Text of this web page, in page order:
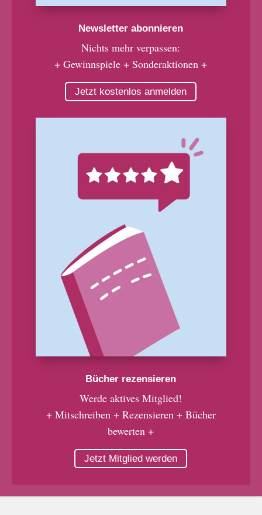
Newsletter abonnieren
Nichts mehr verpassen:
+ Gewinnspiele + Sonderaktionen +
Jetzt kostenlos anmelden
Bücher rezensieren
Werde aktives Mitglied!
+ Mitschreiben + Rezensieren + Bücher
bewerten +
Jetzt Mitglied werden